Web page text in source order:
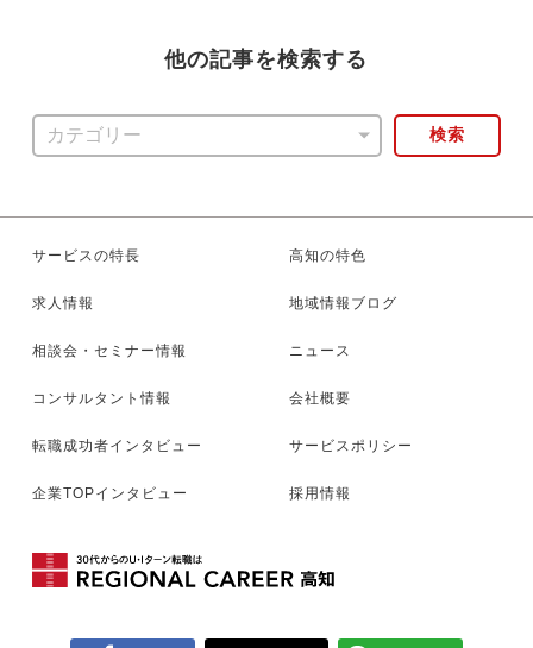
他の記事を検索する
検索
サービスの特長
求人情報
相談会・セミナー情報
コンサルタント情報
転職成功者インタビュー
企業TOPインタビュー
高知の特色
地域情報ブログ
ニュース
会社概要
サービスポリシー
採用情報